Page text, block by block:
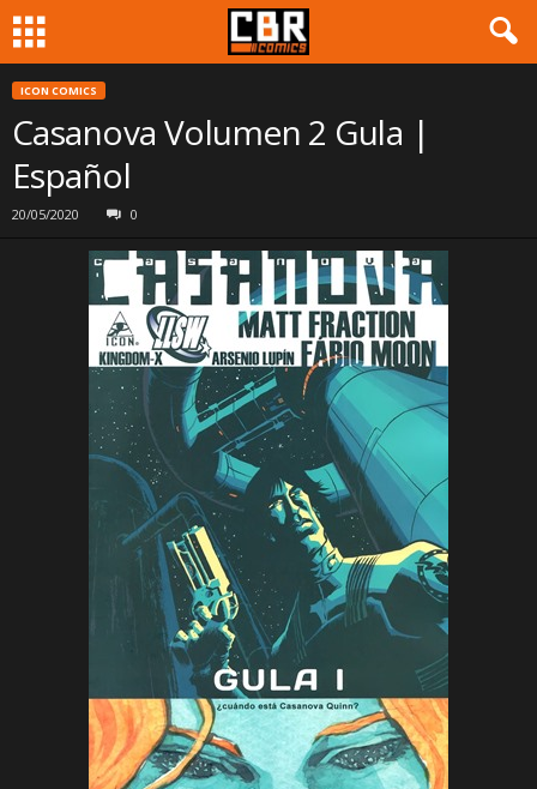
ICON COMICS
Casanova Volumen 2 Gula |
Español
20/05/2020 0